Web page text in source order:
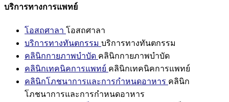
บริการทางการแพทย์
โอสถศาลา โอสถศาลา
บริการทางทันตกรรม บริการทางทันตกรรม
คลินิกกายภาพบำบัด คลินิกกายภาพบำบัด
คลินิกเทคนิคการแพทย์ คลินิกเทคนิคการแพทย์
คลินิกโภชนาการและการกำหนดอาหาร คลินิก
โภชนาการและการกำหนดอาหาร